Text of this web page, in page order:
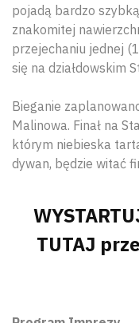
pojadą bardzo
znakomitej
przejechaniu jednej
się na działdowskim
Bieganie
Malinowa. Finał na
którym niebieska
dywan, będzie witać
TUTAJ